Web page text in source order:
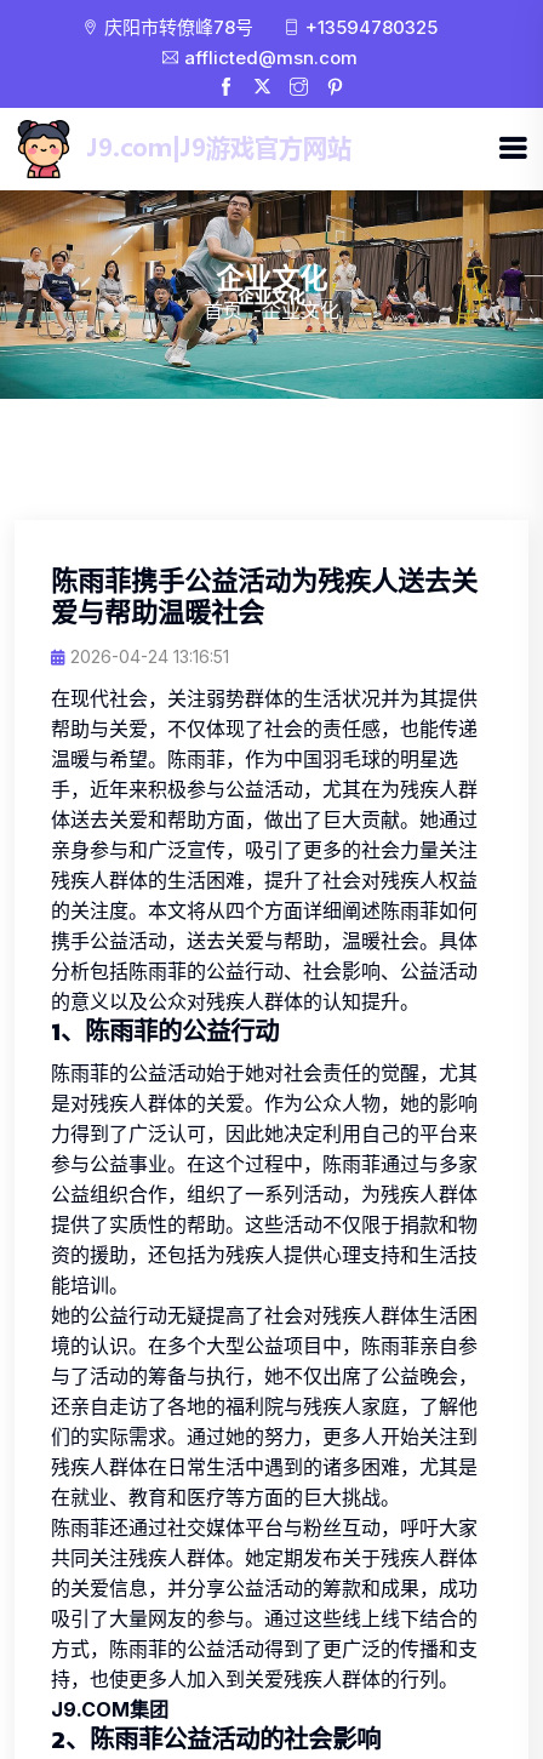
庆阳市转僚峰78号
+13594780325
afflicted@msn.com
企业文化
首页 -企业文化
陈雨菲携手公益活动为残疾人送去关
爱与帮助温暖社会
2026-04-24 13:16:51
在现代社会，关注弱势群体的生活状况并为其提供
帮助与关爱，不仅体现了社会的责任感，也能传递
温暖与希望。陈雨菲，作为中国羽毛球的明星选
手，近年来积极参与公益活动，尤其在为残疾人群
体送去关爱和帮助方面，做出了巨大贡献。她通过
亲身参与和广泛宣传，吸引了更多的社会力量关注
残疾人群体的生活困难，提升了社会对残疾人权益
的关注度。本文将从四个方面详细阐述陈雨菲如何
携手公益活动，送去关爱与帮助，温暖社会。具体
分析包括陈雨菲的公益行动、社会影响、公益活动
的意义以及公众对残疾人群体的认知提升。
1、陈雨菲的公益行动
陈雨菲的公益活动始于她对社会责任的觉醒，尤其
是对残疾人群体的关爱。作为公众人物，她的影响
力得到了广泛认可，因此她决定利用自己的平台来
参与公益事业。在这个过程中，陈雨菲通过与多家
公益组织合作，组织了一系列活动，为残疾人群体
提供了实质性的帮助。这些活动不仅限于捐款和物
资的援助，还包括为残疾人提供心理支持和生活技
能培训。
她的公益行动无疑提高了社会对残疾人群体生活困
境的认识。在多个大型公益项目中，陈雨菲亲自参
与了活动的筹备与执行，她不仅出席了公益晚会，
还亲自走访了各地的福利院与残疾人家庭，了解他
们的实际需求。通过她的努力，更多人开始关注到
残疾人群体在日常生活中遇到的诸多困难，尤其是
在就业、教育和医疗等方面的巨大挑战。
陈雨菲还通过社交媒体平台与粉丝互动，呼吁大家
共同关注残疾人群体。她定期发布关于残疾人群体
的关爱信息，并分享公益活动的筹款和成果，成功
吸引了大量网友的参与。通过这些线上线下结合的
方式，陈雨菲的公益活动得到了更广泛的传播和支
持，也使更多人加入到关爱残疾人群体的行列。
J9.COM集团
2、陈雨菲公益活动的社会影响